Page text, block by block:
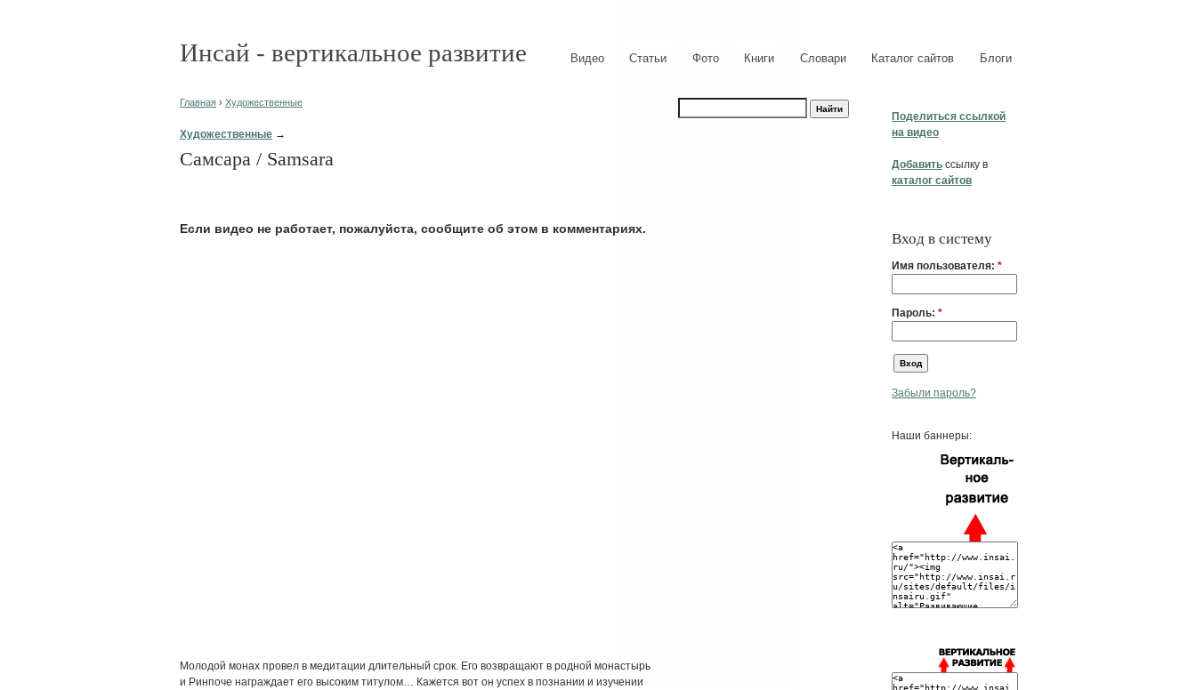
Инсай - вертикальное развитие Видео Статьи Фото Книги Словари Каталог сайтов Блоги
Поделиться ссылкой
на видео
Добавить ссылку в
каталог сайтов
Вход в систему
Имя пользователя: *
Пароль: *
Забыли пароль?
Наши баннеры:
Главная › Художественные
Художественные →
Самсара / Samsara
Eсли видео не работает, пожалуйста, сообщите об этом в комментариях.
Молодой монах провел в медитации длительный срок. Его возвращают в родной монастырь
и Ринпоче награждает его высоким титулом… Кажется вот он успех в познании и изучении